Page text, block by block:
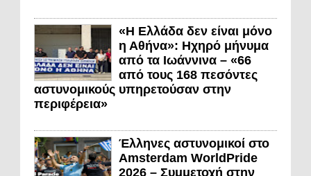
«Η Ελλάδα δεν είναι μόνο
η Αθήνα»: Ηχηρό μήνυμα
από τα Ιωάννινα – «66
από τους 168 πεσόντες
αστυνομικούς υπηρετούσαν στην
περιφέρεια»
Έλληνες αστυνομικοί στο
Amsterdam WorldPride
2026 – Συμμετοχή στην